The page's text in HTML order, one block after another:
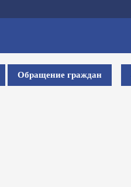
Обращение граждан